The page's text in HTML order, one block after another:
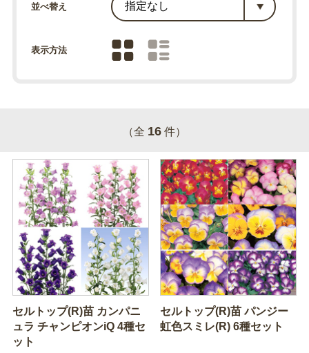
並べ替え
表示方法
（全 16 件）
セルトップ(R)苗 カンパニ
ュラ チャンピオンiQ 4種セ
ット
セルトップ(R)苗 パンジー
虹色スミレ(R) 6種セット